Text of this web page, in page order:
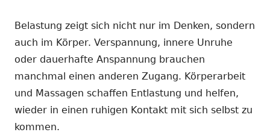
Belastung zeigt sich nicht nur im Denken, sondern
auch im Körper. Verspannung, innere Unruhe
oder dauerhafte Anspannung brauchen
manchmal einen anderen Zugang. Körperarbeit
und Massagen schaffen Entlastung und helfen,
wieder in einen ruhigen Kontakt mit sich selbst zu
kommen.